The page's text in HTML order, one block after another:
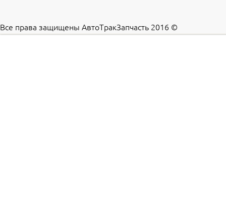
Все права защищены АвтоТракЗапчасть 2016 ©